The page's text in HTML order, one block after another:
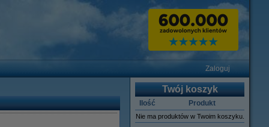
Zaloguj
Twój koszyk
Ilość Produkt
Nie ma produktów w Twoim koszyku.